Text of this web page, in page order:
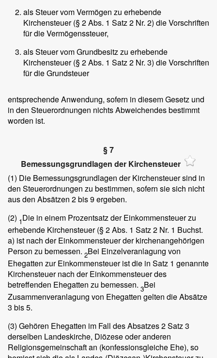
als Steuer vom Vermögen zu erhebende
Kirchensteuer (§ 2 Abs. 1 Satz 2 Nr. 2) die Vorschriften
für die Vermögenssteuer,
als Steuer vom Grundbesitz zu erhebende
Kirchensteuer (§ 2 Abs. 1 Satz 2 Nr. 3) die Vorschriften
für die Grundsteuer
entsprechende Anwendung, sofern in diesem Gesetz und
in den Steuerordnungen nichts Abweichendes bestimmt
worden ist.
§ 7
Bemessungsgrundlagen der Kirchensteuer
(1) Die Bemessungsgrundlagen der Kirchensteuer sind in
den Steuerordnungen zu bestimmen, sofern sie sich nicht
aus den Absätzen 2 bis 9 ergeben.
(2) 1Die in einem Prozentsatz der Einkommensteuer zu
erhebende Kirchensteuer (§ 2 Abs. 1 Satz 2 Nr. 1 Buchst.
a) ist nach der Einkommensteuer der kirchenangehörigen
Person zu bemessen. 2Bei Einzelveranlagung von
Ehegatten zur Einkommensteuer ist die in Satz 1 genannte
Kirchensteuer nach der Einkommensteuer des
betreffenden Ehegatten zu bemessen. 3Bei
Zusammenveranlagung von Ehegatten gelten die Absätze
3 bis 5.
(3) Gehören Ehegatten im Fall des Absatzes 2 Satz 3
derselben Landeskirche, Diözese oder anderen
Religionsgemeinschaft an (konfessionsgleiche Ehe), so